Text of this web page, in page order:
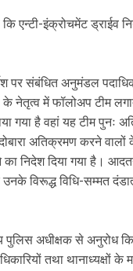
एन्टी-इंक्रोचमेंट ड्राईव
पर संबंधित अनुमंडल
के नेतृत्व में फॉलोअप टीम
गया है वहां यह टीम पुनः
अतिक्रमण करने वालों
का निदेश दिया गया है।
विरूद्ध विधि-सम्मत
पुलिस अधीक्षक से अनुरोध
तथा थानाध्यक्षों के